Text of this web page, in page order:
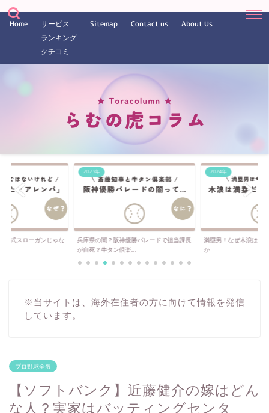
Home
サービス
ランキング
クチコミ
Sitemap Contact us About Us
公式スローガンじゃな
2023年
兵庫県の闇？阪神優勝パレードで担当課長
が自死？牛タン倶楽...
2024年
満塁男！なぜ木浪は満
か
※当サイトは、海外在住者の方に向けて情報を発信
しています。
プロ野球全般
【ソフトバンク】近藤健介の嫁はどん
な人？実家はバッティングセンタ